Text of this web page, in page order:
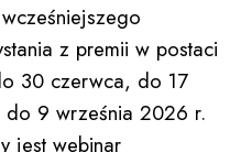
z premii w postaci
30 czerwca, do 17
do 9 września 2026 r.
jest webinar